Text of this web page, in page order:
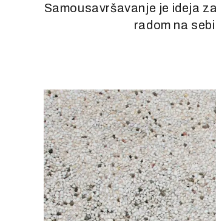
Samousavršavanje je ideja
radom na